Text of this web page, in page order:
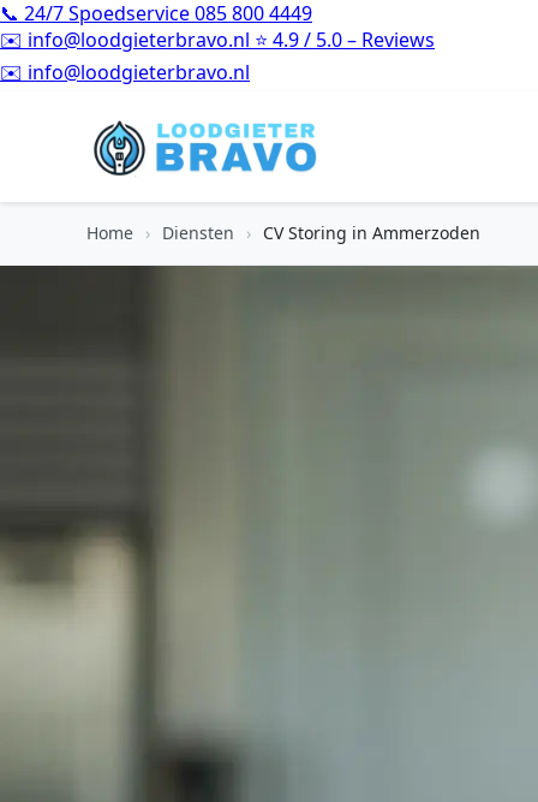
📞 24/7 Spoedservice085 800 4449
✉️ info@loodgieterbravo.nl ⭐ 4.9 / 5.0 – Reviews
⭐4.9 / 5.0 – Reviews
Home › Diensten › CV Storing in Ammerzoden